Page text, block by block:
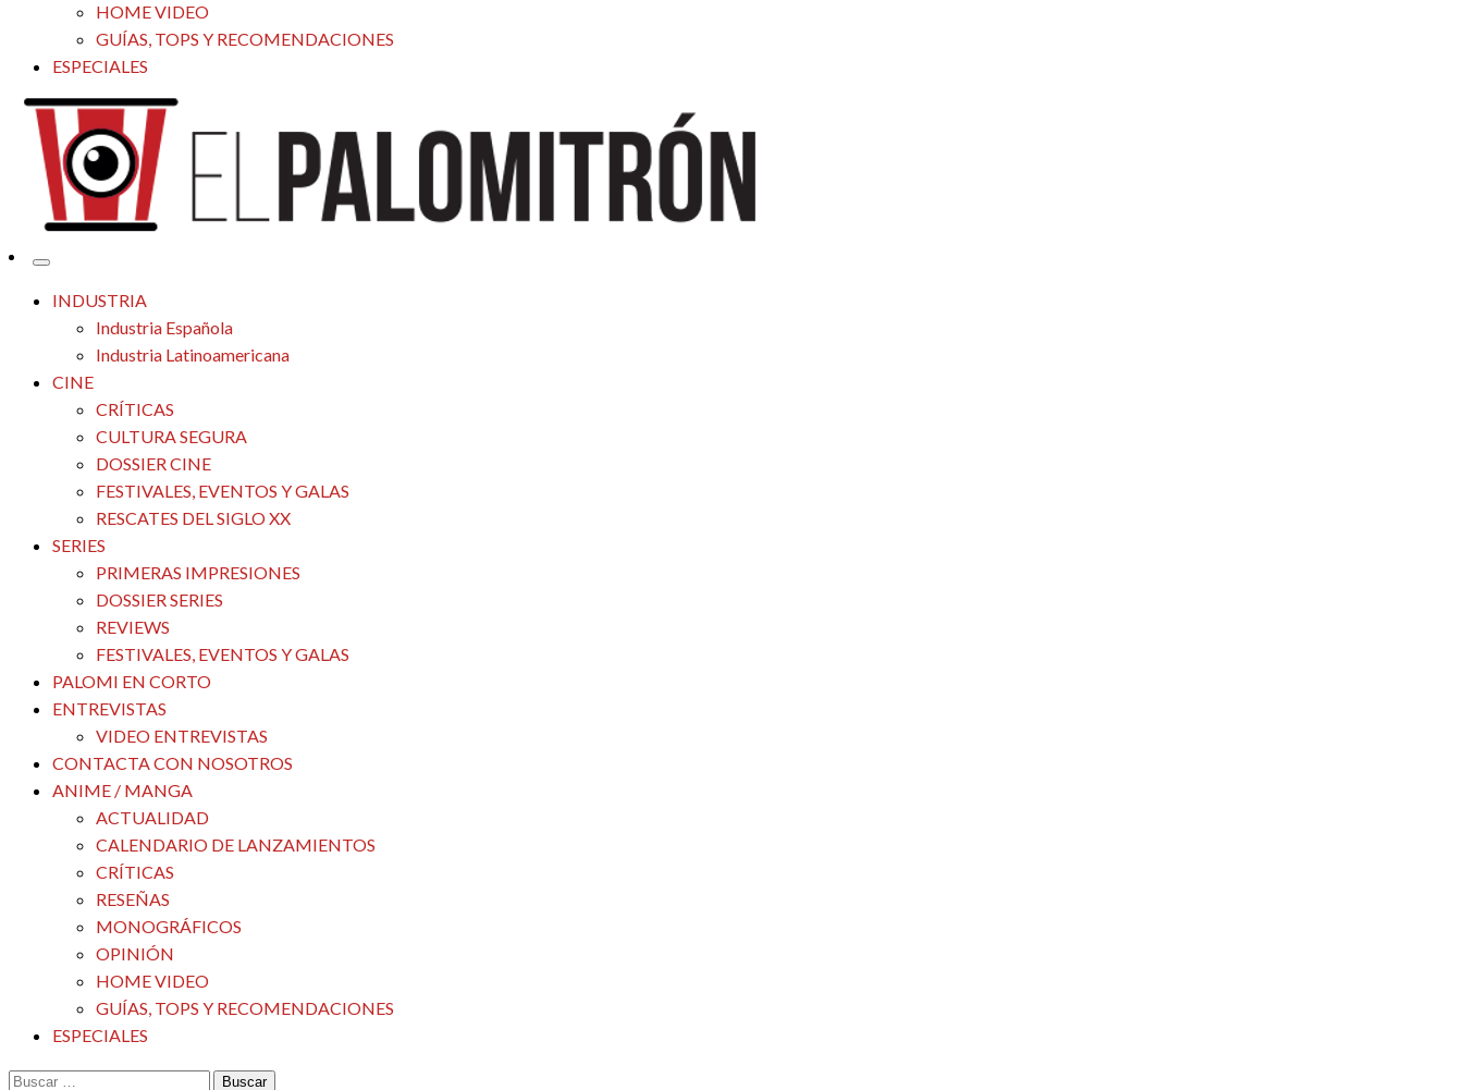
HOME VIDEO
GUÍAS, TOPS Y RECOMENDACIONES
ESPECIALES
El Palomitrón
Tu espacio de la industria de cine española y latinoamericana
INDUSTRIA
Industria Española
Industria Latinoamericana
CINE
CRÍTICAS
CULTURA SEGURA
DOSSIER CINE
FESTIVALES, EVENTOS Y GALAS
RESCATES DEL SIGLO XX
SERIES
PRIMERAS IMPRESIONES
DOSSIER SERIES
REVIEWS
FESTIVALES, EVENTOS Y GALAS
PALOMI EN CORTO
ENTREVISTAS
VIDEO ENTREVISTAS
CONTACTA CON NOSOTROS
ANIME / MANGA
ACTUALIDAD
CALENDARIO DE LANZAMIENTOS
CRÍTICAS
RESEÑAS
MONOGRÁFICOS
OPINIÓN
HOME VIDEO
GUÍAS, TOPS Y RECOMENDACIONES
ESPECIALES
Buscar: